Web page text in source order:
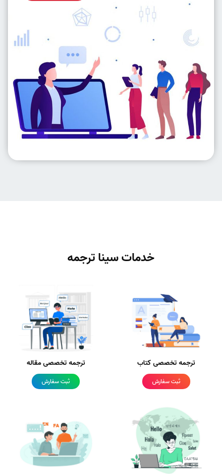
خدمات سینا ترجمه
ترجمه تخصصی کتاب
ثبت سفارش
ترجمه تخصصی مقاله
ثبت سفارش